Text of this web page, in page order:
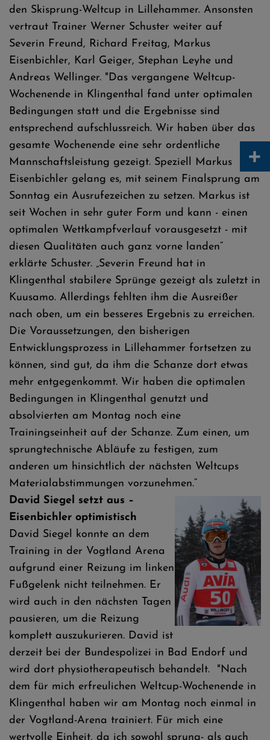
den Skisprung-Weltcup in Lillehammer. Ansonsten
vertraut Trainer Werner Schuster weiter auf
Severin Freund, Richard Freitag, Markus
Eisenbichler, Karl Geiger, Stephan Leyhe und
Andreas Wellinger. "Das vergangene Weltcup-
Wochenende in Klingenthal fand unter optimalen
Bedingungen statt und die Ergebnisse sind
entsprechend aufschlussreich. Wir haben über das
gesamte Wochenende eine sehr ordentliche
Mannschaftsleistung gezeigt. Speziell Markus
Eisenbichler gelang es, mit seinem Finalsprung am
Sonntag ein Ausrufezeichen zu setzen. Markus ist
seit Wochen in sehr guter Form und kann - einen
optimalen Wettkampfverlauf vorausgesetzt - mit
diesen Qualitäten auch ganz vorne landen“
erklärte Schuster. „Severin Freund hat in
Klingenthal stabilere Sprünge gezeigt als zuletzt in
Kuusamo. Allerdings fehlten ihm die Ausreißer
nach oben, um ein besseres Ergebnis zu erreichen.
Die Voraussetzungen, den bisherigen
Entwicklungsprozess in Lillehammer fortsetzen zu
können, sind gut, da ihm die Schanze dort etwas
mehr entgegenkommt. Wir haben die optimalen
Bedingungen in Klingenthal genutzt und
absolvierten am Montag noch eine
Trainingseinheit auf der Schanze. Zum einen, um
sprungtechnische Abläufe zu festigen, zum
anderen um hinsichtlich der nächsten Weltcups
Materialabstimmungen vorzunehmen.“
David Siegel setzt aus –
Eisenbichler optimistisch
David Siegel konnte an dem
Training in der Vogtland Arena
aufgrund einer Reizung im linken
Fußgelenk nicht teilnehmen. Er
wird auch in den nächsten Tagen
pausieren, um die Reizung
komplett auszukurieren. David ist
derzeit bei der Bundespolizei in Bad Endorf und
wird dort physiotherapeutisch behandelt. "Nach
dem für mich erfreulichen Weltcup-Wochenende in
Klingenthal haben wir am Montag noch einmal in
der Vogtland-Arena trainiert. Für mich eine
wertvolle Einheit, da ich sowohl sprung- als auch
+